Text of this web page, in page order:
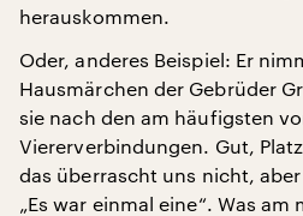
herauskommen.
Oder, anderes Beispiel: Er
Hausmärchen der Gebrüder
sie nach den am häufigsten
Viererverbindungen. Gut, Platz
das überrascht uns nicht, aber
„Es war einmal eine“. Was